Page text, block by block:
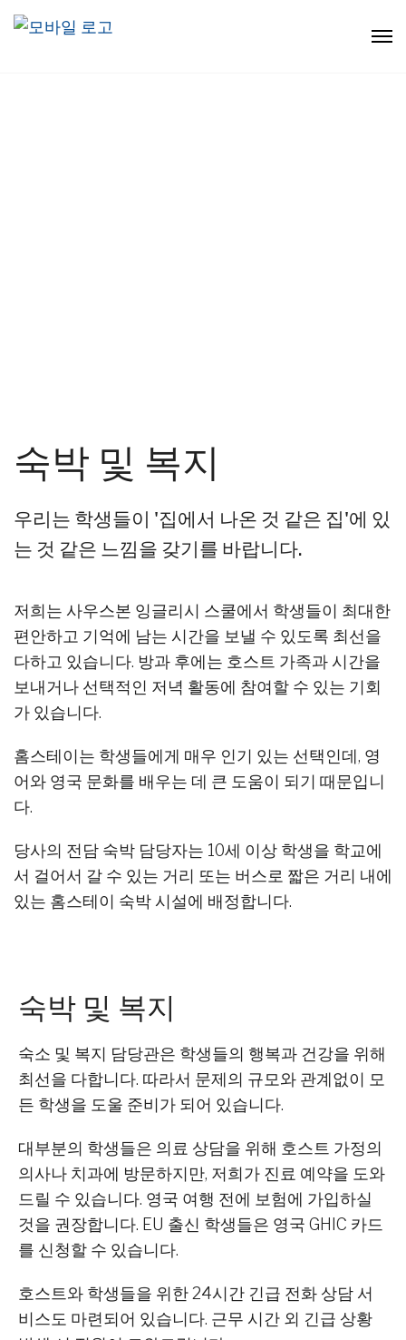
숙박 및 복지
우리는 학생들이 '집에서 나온 것 같은 집'에 있
는 것 같은 느낌을 갖기를 바랍니다.
저희는 사우스본 잉글리시 스쿨에서 학생들이 최대한
편안하고 기억에 남는 시간을 보낼 수 있도록 최선을
다하고 있습니다. 방과 후에는 호스트 가족과 시간을
보내거나 선택적인 저녁 활동에 참여할 수 있는 기회
가 있습니다.
홈스테이는 학생들에게 매우 인기 있는 선택인데, 영
어와 영국 문화를 배우는 데 큰 도움이 되기 때문입니
다.
당사의 전담 숙박 담당자는 10세 이상 학생을 학교에
서 걸어서 갈 수 있는 거리 또는 버스로 짧은 거리 내에
있는 홈스테이 숙박 시설에 배정합니다.
숙박 및 복지
숙소 및 복지 담당관은 학생들의 행복과 건강을 위해
최선을 다합니다. 따라서 문제의 규모와 관계없이 모
든 학생을 도울 준비가 되어 있습니다.
대부분의 학생들은 의료 상담을 위해 호스트 가정의
의사나 치과에 방문하지만, 저희가 진료 예약을 도와
드릴 수 있습니다. 영국 여행 전에 보험에 가입하실
것을 권장합니다. EU 출신 학생들은 영국 GHIC 카드
를 신청할 수 있습니다.
호스트와 학생들을 위한 24시간 긴급 전화 상담 서
비스도 마련되어 있습니다. 근무 시간 외 긴급 상황